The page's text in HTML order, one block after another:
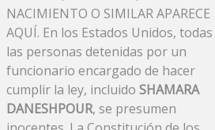
NACIMIENTO O SIMILAR APARECE
AQUÍ. En los Estados Unidos, todas
las personas detenidas por un
funcionario encargado de hacer
cumplir la ley, incluido SHAMARA
DANESHPOUR, se presumen